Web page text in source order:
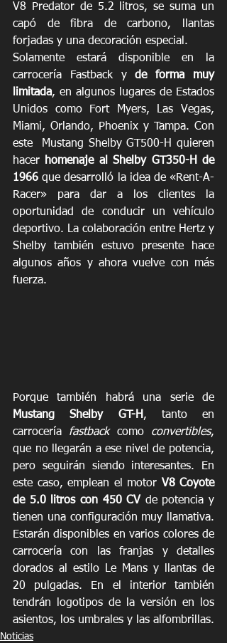
V8 Predator de 5.2 litros, se suma un
capó de fibra de carbono, llantas
forjadas y una decoración especial.
Solamente estará disponible en la
carrocería Fastback y de forma muy
limitada, en algunos lugares de Estados
Unidos como Fort Myers, Las Vegas,
Miami, Orlando, Phoenix y Tampa. Con
este  Mustang Shelby GT500-H quieren
hacer
homenaje al Shelby GT350-H de
1966 que desarrolló la idea de «Rent-A-
Racer» para dar a los clientes la
oportunidad de conducir un vehículo
deportivo. La colaboración entre Hertz y
Shelby también estuvo presente hace
algunos años y ahora vuelve con más
fuerza.
Mustang Shelby GT-H, tanto en
carrocería fastback como convertibles,
que no llegarán a ese nivel de potencia,
pero seguirán siendo interesantes. En
este caso, emplean el motor V8 Coyote
de 5.0 litros con 450 CV de potencia y
tienen una configuración muy llamativa.
Estarán disponibles en varios colores de
carrocería con las franjas y detalles
dorados al estilo Le Mans y llantas de
20 pulgadas. En el interior también
tendrán logotipos de la versión en los
asientos, los umbrales y las alfombrillas.
Noticias